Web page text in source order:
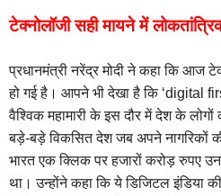
टेक्नोलॉजी सही मायने में
प्रधानमंत्री नरेंद्र मोदी ने कहा कि आज
हो गई है। आपने भी देखा है कि ‘digital
वैश्विक महामारी के इस दौर में देश के
बड़े-बड़े विकसित देश जब अपने नागरिकों
भारत एक क्लिक पर हजारों करोड़ रुपए
था। उन्होंने कहा कि ये डिजिटल इंडिया